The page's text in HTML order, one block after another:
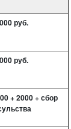
руб.
руб.
+ 2000 + сбор